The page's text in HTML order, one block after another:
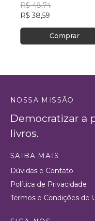
R$ 48,74
R$ 38,59
Comprar
NOSSA MISSÃO
Democratizar a
livros.
SAIBA MAIS
Dúvidas e Contato
Política de Privacidade
Termos e Condições de